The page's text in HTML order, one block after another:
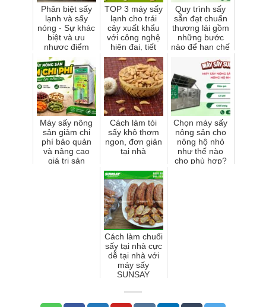
Phân biệt sấy
lạnh và sấy
nóng - Sự khác
biệt và ưu
nhược điểm
TOP 3 máy sấy
lạnh cho trái
cây xuất khẩu
với công nghệ
hiện đại, tiết
kiệm điện
Quy trình sấy
sắn đạt chuẩn
thương lái gồm
những bước
nào để hạn chế
Máy sấy nông
sản giảm chi
phí bảo quản
và nâng cao
giá trị sản
Cách làm tỏi
sấy khô thơm
ngon, đơn giản
tại nhà
Chọn máy sấy
nông sản cho
nông hộ nhỏ
như thế nào
cho phù hợp?
Cách làm chuối
sấy tại nhà cực
dễ tại nhà với
máy sấy
SUNSAY